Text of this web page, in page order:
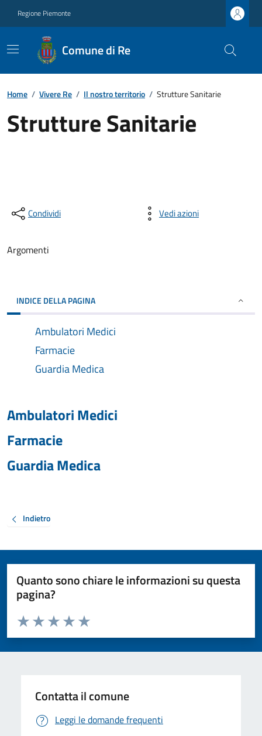
Regione Piemonte
Comune di Re
Home / Vivere Re / Il nostro territorio / Strutture Sanitarie
Strutture Sanitarie
Condividi Vedi azioni
Argomenti
INDICE DELLA PAGINA
Ambulatori Medici
Farmacie
Guardia Medica
Ambulatori Medici
Farmacie
Guardia Medica
Indietro
Quanto sono chiare le informazioni su questa
pagina?
Valuta da 1 a 5 stelle la pagina
Valuta 5 stelle su 5
Valuta 4 stelle su 5
Valuta 3 stelle su 5
Valuta 2 stelle su 5
Valuta 1 stelle su 5
Contatta il comune
Leggi le domande frequenti